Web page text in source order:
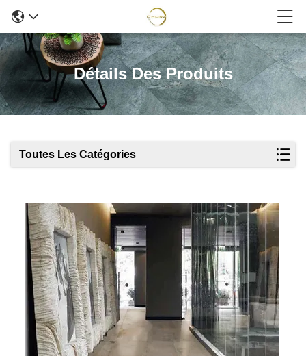
Détails Des Produits
Toutes Les Catégories